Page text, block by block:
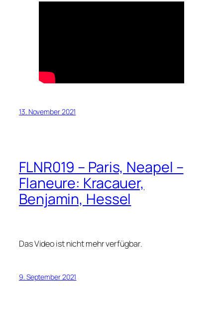
13. November 2021
FLNR019 – Paris, Neapel –
Flaneure: Kracauer,
Benjamin, Hessel
Das Video ist nicht mehr verfügbar.
9. September 2021